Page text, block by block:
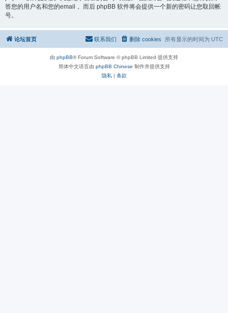
答您的用户名和您的email， 而后 phpBB 软件将会提供一个新的密码让您取回帐
号。
论坛首页 所有显示的时间为 UTC
删除 cookies
联系我们
由 phpBB® Forum Software © phpBB Limited 提供支持
简体中文语言由 phpBB Chinese 制作并提供支持
隐私 | 条款